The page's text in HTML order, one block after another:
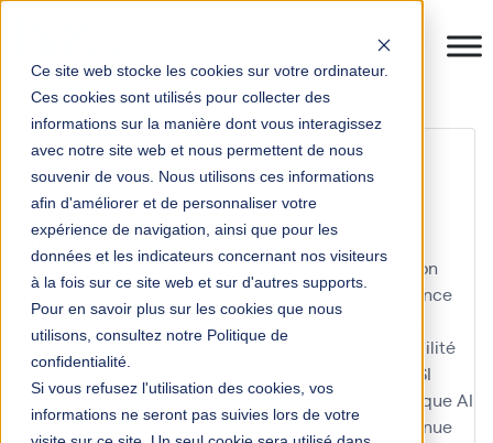
Ce site web stocke les cookies sur votre ordinateur.
Ces cookies sont utilisés pour collecter des
informations sur la manière dont vous interagissez
avec notre site web et nous permettent de nous
souvenir de vous. Nous utilisons ces informations
afin d'améliorer et de personnaliser votre
expérience de navigation, ainsi que pour les
données et les indicateurs concernant nos visiteurs
à la fois sur ce site web et sur d'autres supports.
Pour en savoir plus sur les cookies que nous
utilisons, consultez notre Politique de
confidentialité.
Si vous refusez l'utilisation des cookies, vos
informations ne seront pas suivies lors de votre
Design Thinking
10KM Paris accompagnementaccompagnement
Anaplan accompagnement IFSachatsacquisition
acteuracteur clé actualité actualitésadministration
administration des ventesadoption utilisateur
agence
nationale de la rechercheAgents IA SAP ERP
agilité agilité à l'échelle agilité de l'organisation
agilité
des organisations
agilité du SI
agilité du système d'information agilité technologiqueAI
aide au choix AIFE amélioration amélioration continue